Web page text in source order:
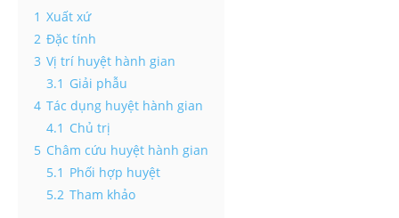
1 Xuất xứ
2 Đặc tính
3 Vị trí huyệt hành gian
3.1 Giải phẫu
4 Tác dụng huyệt hành gian
4.1 Chủ trị
5 Châm cứu huyệt hành gian
5.1 Phối hợp huyệt
5.2 Tham khảo